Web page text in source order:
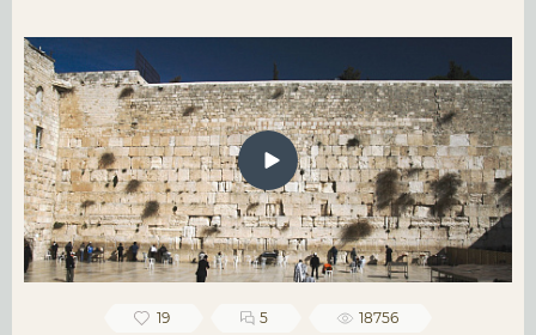
19 5 18756